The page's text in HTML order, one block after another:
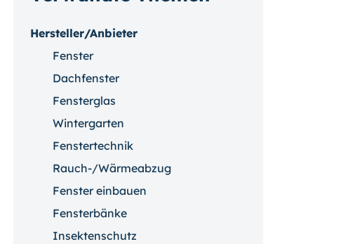
Hersteller/Anbieter
Fenster
Dachfenster
Fensterglas
Wintergarten
Fenstertechnik
Rauch-/Wärmeabzug
Fenster einbauen
Fensterbänke
Insektenschutz